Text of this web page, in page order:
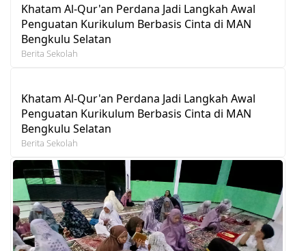
Khatam Al-Qur'an Perdana Jadi Langkah Awal
Penguatan Kurikulum Berbasis Cinta di MAN
Bengkulu Selatan
Berita Sekolah
Khatam Al-Qur'an Perdana Jadi Langkah Awal
Penguatan Kurikulum Berbasis Cinta di MAN
Bengkulu Selatan
Berita Sekolah